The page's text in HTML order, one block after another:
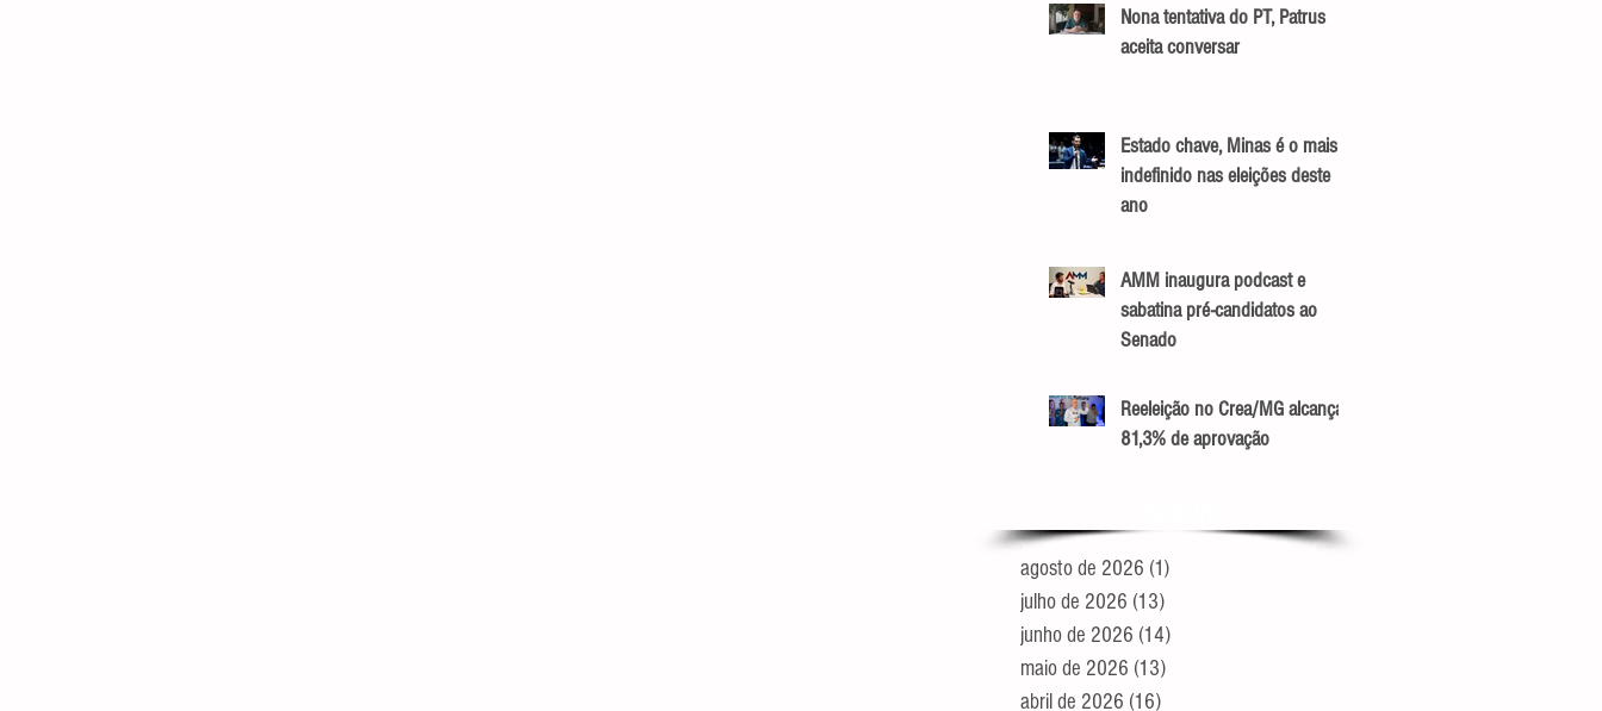
Nona tentativa do PT, Patrus
aceita conversar
Estado chave, Minas é o mais
indefinido nas eleições deste
ano
AMM inaugura podcast e
sabatina pré-candidatos ao
Senado
Reeleição no Crea/MG alcança
81,3% de aprovação
agosto de 2026 (1)
julho de 2026 (13)
junho de 2026 (14)
maio de 2026 (13)
abril de 2026 (16)